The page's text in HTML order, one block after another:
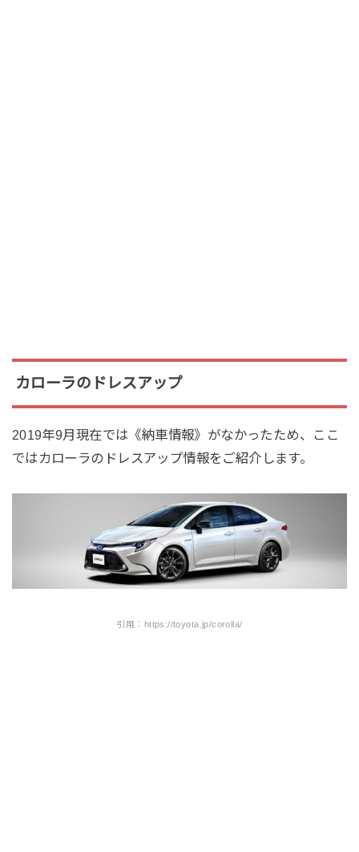
カローラのドレスアップ
2019年9月現在では《納車情報》がなかったため、ここ
ではカローラのドレスアップ情報をご紹介します。
引用：https://toyota.jp/corolla/